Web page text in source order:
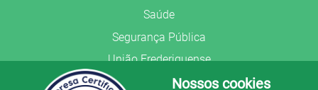
Saúde
Segurança Pública
União Frederiquense
Nossos cookies